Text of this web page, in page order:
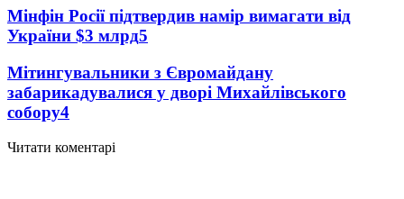
Мінфін Росії підтвердив намір вимагати від
України $3 млрд5
Мітингувальники з Євромайдану
забарикадувалися у дворі Михайлівського
собору4
Читати коментарі